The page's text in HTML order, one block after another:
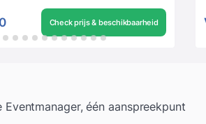
Check prijs & beschikbaarheid
Eventmanager, één aanspreekpunt